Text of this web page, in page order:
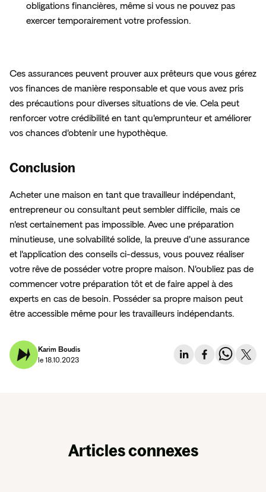
obligations financières, même si vous ne pouvez pas
exercer temporairement votre profession.
Ces assurances peuvent prouver aux prêteurs que vous gérez
vos finances de manière responsable et que vous avez pris
des précautions pour diverses situations de vie. Cela peut
renforcer votre crédibilité en tant qu'emprunteur et améliorer
vos chances d'obtenir une hypothèque.
Conclusion
Acheter une maison en tant que travailleur indépendant,
entrepreneur ou consultant peut sembler difficile, mais ce
n'est certainement pas impossible. Avec une préparation
minutieuse, une solvabilité solide, la preuve d'une assurance
et l'application des conseils ci-dessus, vous pouvez réaliser
votre rêve de posséder votre propre maison. N'oubliez pas de
commencer votre préparation tôt et de faire appel à des
experts en cas de besoin. Posséder sa propre maison peut
être accessible même pour les travailleurs indépendants.
Karim Boudis
le 18.10.2023
Articles connexes